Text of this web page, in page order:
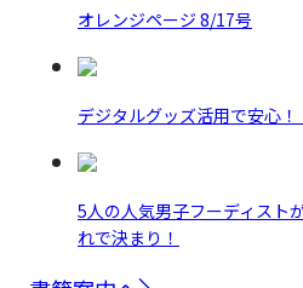
オレンジページ 8/17号
デジタルグッズ活用で安心
5人の人気男子フーディス
れで決まり！